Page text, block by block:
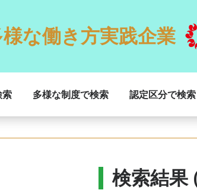
な働き方実践企業
索 多様な制度で検索 認定区分で検索
検索結果